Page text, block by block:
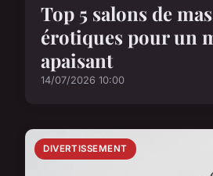
Top 5 salons de
érotiques pour un
apaisant
14/07/2026 10:00
DIVERTISSEMENT